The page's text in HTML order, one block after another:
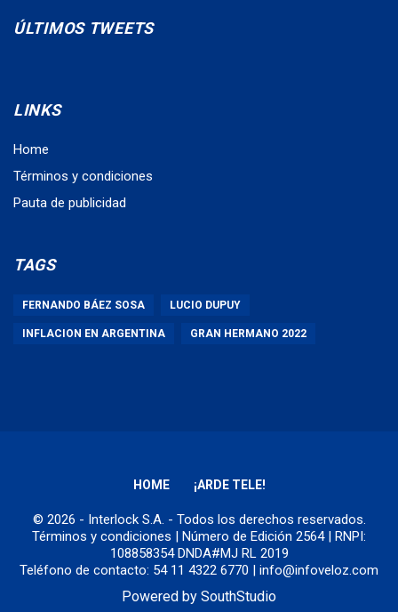
ÚLTIMOS TWEETS
LINKS
Home
Términos y condiciones
Pauta de publicidad
TAGS
FERNANDO BÁEZ SOSA LUCIO DUPUY
INFLACION EN ARGENTINA GRAN HERMANO 2022
HOME ¡ARDE TELE!
© 2026 - Interlock S.A. - Todos los derechos reservados.
Términos y condiciones | Número de Edición 2564 | RNPI:
108858354 DNDA#MJ RL 2019
Teléfono de contacto: 54 11 4322 6770 | info@infoveloz.com
Powered by SouthStudio